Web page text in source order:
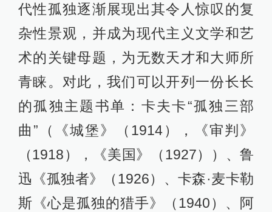
代性孤独逐渐展现出其令人惊叹的复
杂性景观，并成为现代主义文学和艺
术的关键母题，为无数天才和大师所
青睐。对此，我们可以开列一份长长
的孤独主题书单：卡夫卡“孤独三部
曲”（《城堡》（1914），《审判》
（1918），《美国》（1927））、鲁
迅《孤独者》（1926）、卡森·麦卡勒
斯《心是孤独的猎手》（1940）、阿